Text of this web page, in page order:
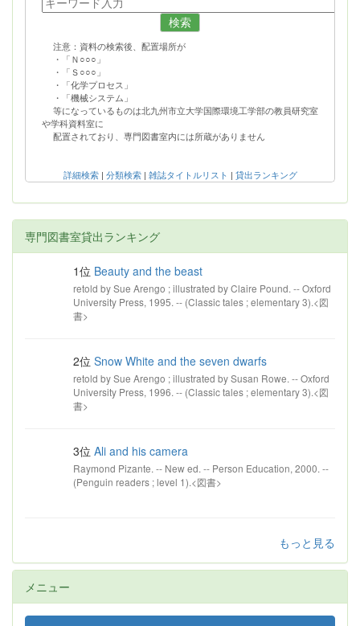
検索
注意：資料の検索後、配置場所が
・「Ｎ○○○」
・「Ｓ○○○」
・「化学プロセス」
・「機械システム」
等になっているものは北九州市立大学国際環境工学部の教員研究室
や学科資料室に
配置されており、専門図書室内には所蔵がありません
詳細検索| 分類検索| 雑誌タイトルリスト | 貸出ランキング
専門図書室貸出ランキング
1位 Beauty and the beast
retold by Sue Arengo ; illustrated by Claire Pound. -- Oxford
University Press, 1995. -- (Classic tales ; elementary 3).<図
書>
2位 Snow White and the seven dwarfs
retold by Sue Arengo ; illustrated by Susan Rowe. -- Oxford
University Press, 1996. -- (Classic tales ; elementary 3).<図
書>
3位 Ali and his camera
Raymond Pizante. -- New ed. -- Person Education, 2000. --
(Penguin readers ; level 1).<図書>
もっと見る
メニュー